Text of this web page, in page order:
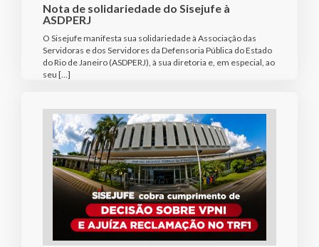
Nota de solidariedade do Sisejufe à
ASDPERJ
O Sisejufe manifesta sua solidariedade à Associação das
Servidoras e dos Servidores da Defensoria Pública do Estado
do Rio de Janeiro (ASDPERJ), à sua diretoria e, em especial, ao
seu […]